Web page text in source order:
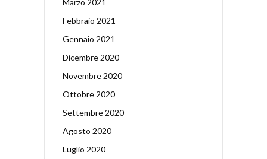
Marzo 2021
Febbraio 2021
Gennaio 2021
Dicembre 2020
Novembre 2020
Ottobre 2020
Settembre 2020
Agosto 2020
Luglio 2020